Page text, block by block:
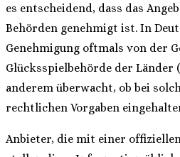
es entscheidend, dass das
Behörden genehmigt ist. In
Genehmigung oftmals von der
Glücksspielbehörde der Länder
anderem überwacht, ob bei
rechtlichen Vorgaben
Anbieter, die mit einer